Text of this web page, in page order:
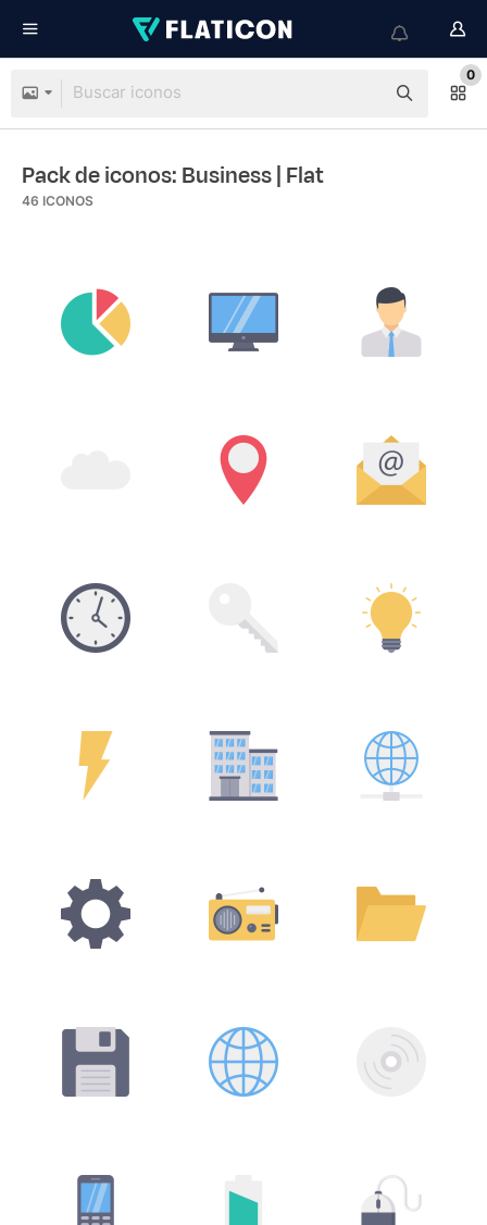
0
Pack de iconos: Business| Flat
46 ICONOS